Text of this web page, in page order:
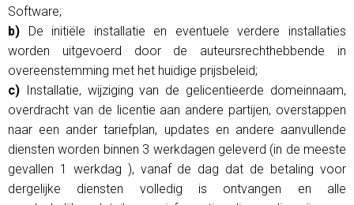
Software;
b) De initiële installatie en eventuele verdere installaties
worden uitgevoerd door de auteursrechthebbende in
overeenstemming met het huidige prijsbeleid;
c) Installatie, wijziging van de gelicentieerde domeinnaam,
overdracht van de licentie aan andere partijen, overstappen
naar een ander tariefplan, updates en andere aanvullende
diensten worden binnen 3 werkdagen geleverd (in de meeste
gevallen 1 werkdag ), vanaf de dag dat de betaling voor
dergelijke diensten volledig is ontvangen en alle